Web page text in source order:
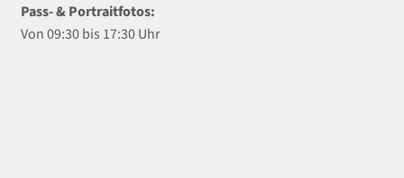
Pass- & Portraitfotos:
Von 09:30 bis 17:30 Uhr